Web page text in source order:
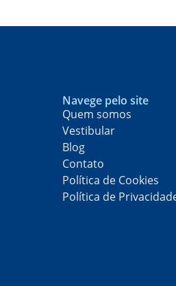
Navege pelo site
Quem somos
Vestibular
Blog
Contato
Política de Cookies
Política de